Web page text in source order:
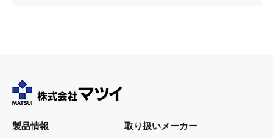
個人情報の利用目的
お客さまからお預かりした個人情報は、当社か
らのご連絡や業務のご案内やご質問に対する回
製品情報 取り扱いメーカー